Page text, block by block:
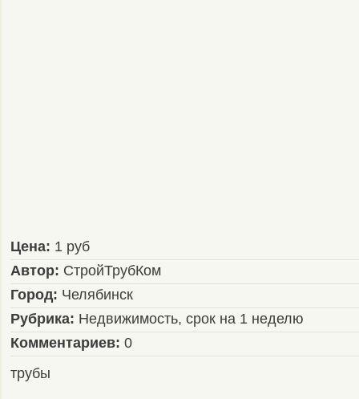
Цена: 1 руб
Автор: СтройТрубКом
Город: Челябинск
Рубрика: Недвижимость, срок на 1 неделю
Комментариев: 0
трубы